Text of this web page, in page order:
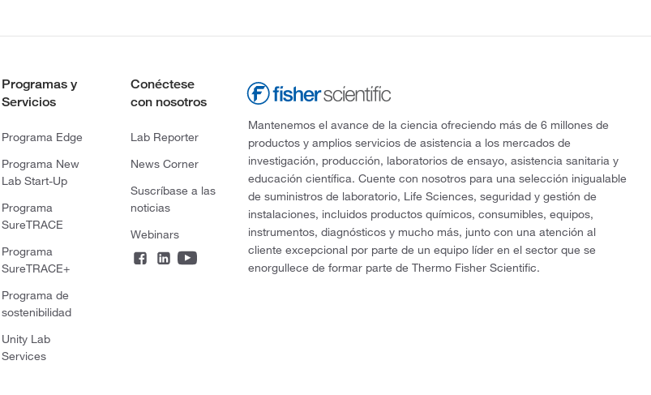
Programas y
Servicios
Programa Edge
Programa New
Lab Start-Up
Programa
SureTRACE
Programa
SureTRACE+
Programa de
sostenibilidad
Unity Lab
Services
Conéctese
con nosotros
Lab Reporter
News Corner
Suscríbase a las
noticias
Webinars
Mantenemos el avance de la ciencia ofreciendo más de 6 millones de
productos y amplios servicios de asistencia a los mercados de
investigación, producción, laboratorios de ensayo, asistencia sanitaria y
educación científica. Cuente con nosotros para una selección inigualable
de suministros de laboratorio, Life Sciences, seguridad y gestión de
instalaciones, incluidos productos químicos, consumibles, equipos,
instrumentos, diagnósticos y mucho más, junto con una atención al
cliente excepcional por parte de un equipo líder en el sector que se
enorgullece de formar parte de Thermo Fisher Scientific.